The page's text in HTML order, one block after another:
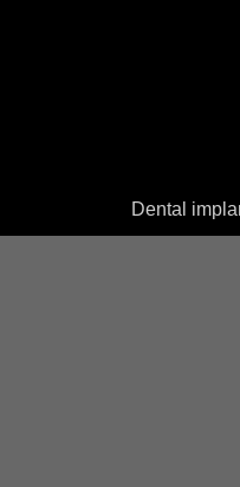
Dental